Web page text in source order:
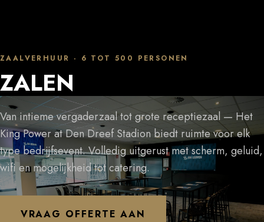
ZAALVERHUUR · 6 TOT 500 PERSONEN
ZALEN
Van intieme vergaderzaal tot grote receptiezaal — Het
King Power at Den Dreef Stadion biedt ruimte voor elk
type bedrijfsevent. Volledig uitgerust met scherm, geluid,
wifi en mogelijkheid tot catering.
VRAAG OFFERTE AAN